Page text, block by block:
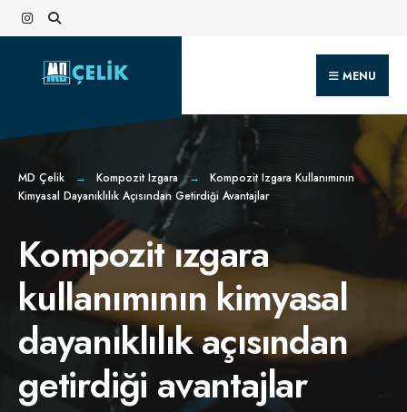
Skip
to
content
MENU
MD Çelik Kompozit Izgara
Kompozit Izgara Kullanımının
Kimyasal Dayanıklılık Açısından Getirdiği Avantajlar
Kompozit ızgara
kullanımının kimyasal
dayanıklılık açısından
getirdiği avantajlar
Search
for: